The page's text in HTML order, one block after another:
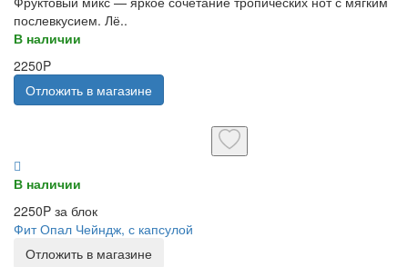
послевкусием. Лё..
В наличии
2250P
Отложить в магазине
В наличии
2250P за блок
Фит Опал Чейндж, с капсулой
Отложить в магазине